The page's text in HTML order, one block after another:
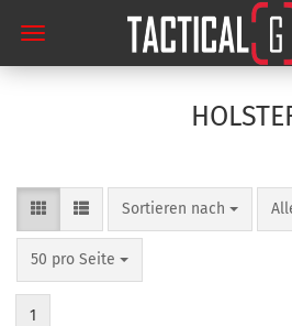
Sortieren nach
Sortieren nach
50 pro Seite
pro Seite
1